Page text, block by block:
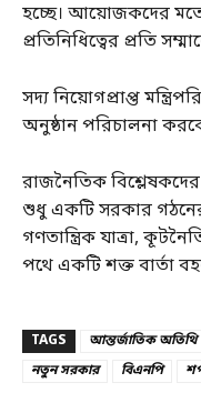
হচ্ছে। আয়োজকদের
প্রতিনিধিত্বের প্রতি
সদ্য নিয়োগপ্রাপ্ত
অনুষ্ঠান পরিচালনা
রাজনৈতিক
শুধু একটি সরকার
গণতান্ত্রিক যাত্রা,
পথে একটি শক্ত বার্তা
TAGS আন্তর্জাতিক অতিথি
নতুন সরকার
বিএনপি